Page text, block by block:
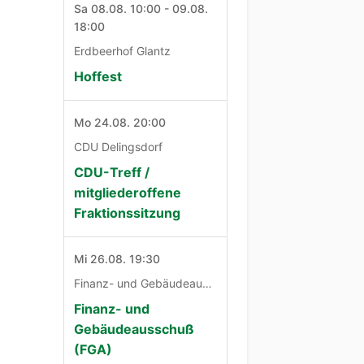
Sa 08.08. 10:00 - 09.08.
18:00
Erdbeerhof Glantz
Hoffest
Mo 24.08. 20:00
CDU Delingsdorf
CDU-Treff /
mitgliederoffene
Fraktionssitzung
Mi 26.08. 19:30
Finanz- und Gebäudeausschuß
Finanz- und
Gebäudeausschuß
(FGA)